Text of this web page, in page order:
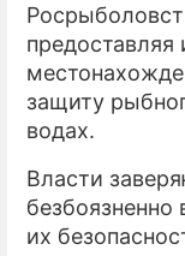
защиту
водах.
Власти
их